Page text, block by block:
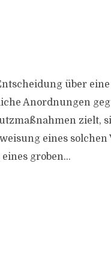
über
Anordnungen
zielt,
eines solchen
groben...